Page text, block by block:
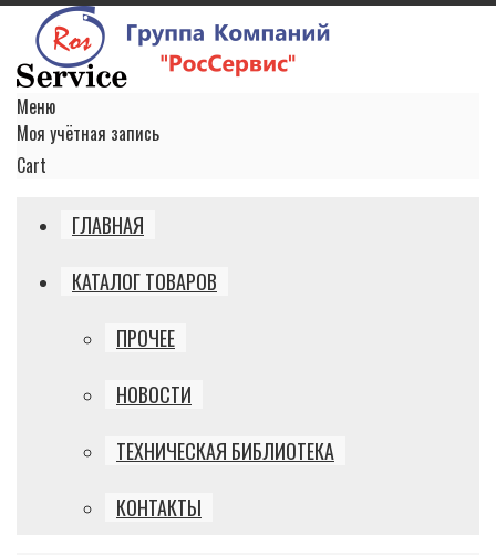
Меню
Моя учётная запись
Cart
ГЛАВНАЯ
КАТАЛОГ ТОВАРОВ
ПРОЧЕЕ
НОВОСТИ
ТЕХНИЧЕСКАЯ БИБЛИОТЕКА
КОНТАКТЫ